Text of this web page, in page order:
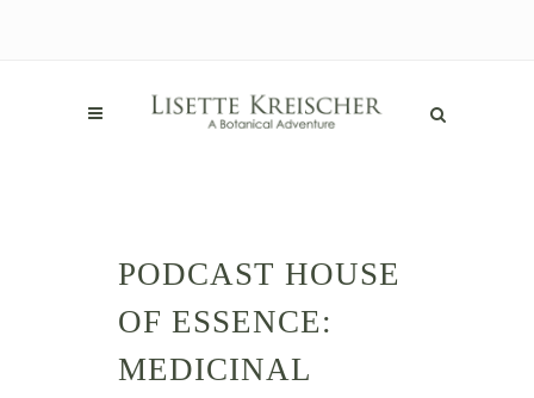
PODCAST HOUSE
OF ESSENCE:
MEDICINAL